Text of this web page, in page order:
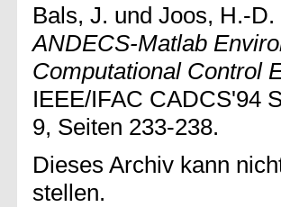
Bals, J. und Joos, H.-D.
ANDECS-Matlab
Computational Control
IEEE/IFAC CADCS'94
9, Seiten 233-238.
Dieses Archiv kann
stellen.